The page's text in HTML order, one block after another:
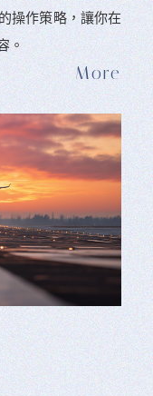
操作策略，讓你在
。